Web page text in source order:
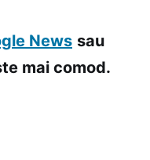
News sau
mai comod.